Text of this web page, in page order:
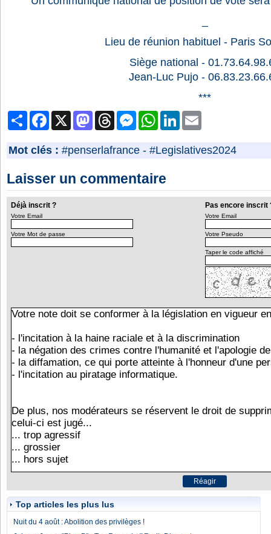
Lieu de réunion habituel - Paris
Siège national -
Jean-Luc Pujo -
***
PartagerFacebook MastodonThreads MessengerWhatsAppLinkedIn
Mot clés : #penserlafrance - #Legislatives2024
Laisser un commentaire
Déjà inscrit ? Pas encore inscrit
Votre Email
Votre Mot de passe
Votre Email
Votre Pseudo
Taper le code affiché
Top articles les plus lus
Nuit du 4 août : Abolition des privilèges !